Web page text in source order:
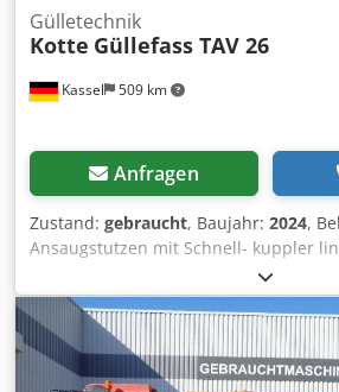
Kassel 509 km
Gülletechnik
Kotte Güllefass TAV 26
Anfragen
Zustand: gebraucht, Baujahr: 2024,
Ansaugstutzen mit Schnell- kuppler
Schwenkelement mit / Ansaug-
Saugarmvorbereitung RAL 7016
Gutachten / 40 km/h Unterfahrschutz
SONDERPREIS LABERABVERKAUF!!! /
E Avwofx Apwsk